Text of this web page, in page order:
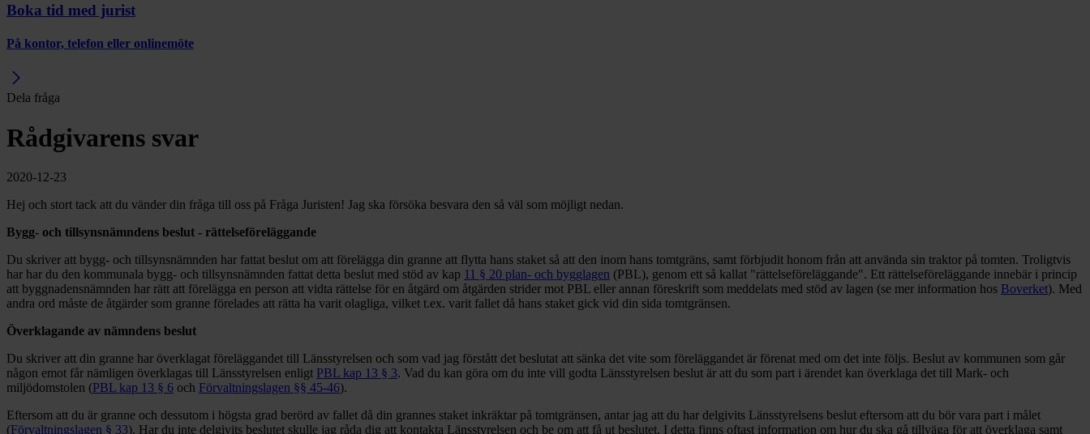
Boka tid med jurist
På kontor, telefon eller onlinemöte
Dela fråga
Rådgivarens svar
2020-12-23
Hej och stort tack att du vänder din fråga till oss på Fråga Juristen! Jag ska försöka besvara den så väl som möjligt nedan.
Bygg- och tillsynsnämndens beslut - rättelseföreläggande
Du skriver att bygg- och tillsynsnämnden har fattat beslut om att förelägga din granne att flytta hans staket så att den inom hans tomtgräns, samt förbjudit honom från att använda sin traktor på tomten. Troligtvis
har har du den kommunala bygg- och tillsynsnämnden fattat detta beslut med stöd av kap 11 § 20 plan- och bygglagen (PBL), genom ett så kallat "rättelseföreläggande". Ett rättelseföreläggande innebär i princip
att byggnadensnämnden har rätt att förelägga en person att vidta rättelse för en åtgärd om åtgärden strider mot PBL eller annan föreskrift som meddelats med stöd av lagen (se mer information hos Boverket). Med
andra ord måste de åtgärder som granne förelades att rätta ha varit olagliga, vilket t.ex. varit fallet då hans staket gick vid din sida tomtgränsen.
Överklagande av nämndens beslut
Du skriver att din granne har överklagat föreläggandet till Länsstyrelsen och som vad jag förstått det beslutat att sänka det vite som föreläggandet är förenat med om det inte följs. Beslut av kommunen som går
någon emot får nämligen överklagas till Länsstyrelsen enligt PBL kap 13 § 3. Vad du kan göra om du inte vill godta Länsstyrelsen beslut är att du som part i ärendet kan överklaga det till Mark- och
miljödomstolen (PBL kap 13 § 6 och Förvaltningslagen §§ 45-46).
Eftersom att du är granne och dessutom i högsta grad berörd av fallet då din grannes staket inkräktar på tomtgränsen, antar jag att du har delgivits Länsstyrelsens beslut eftersom att du bör vara part i målet
(Förvaltningslagen § 33). Har du inte delgivits beslutet skulle jag råda dig att kontakta Länsstyrelsen och be om att få ut beslutet. I detta finns oftast information om hur du ska gå tillväga för att överklaga samt